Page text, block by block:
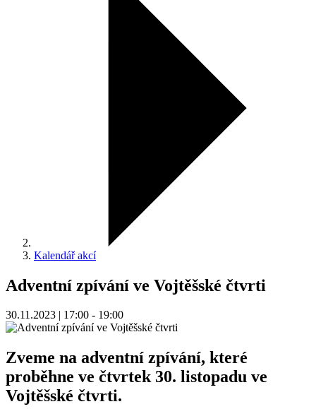
Kalendář akcí
Adventní zpívání ve Vojtěšské čtvrti
30.11.2023 | 17:00 - 19:00
Zveme na adventní zpívání, které
proběhne ve čtvrtek 30. listopadu ve
Vojtěšské čtvrti.